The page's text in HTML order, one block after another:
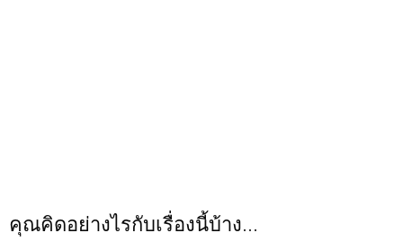
คุณคิดอย่างไรกับเรื่องนี้บ้าง...